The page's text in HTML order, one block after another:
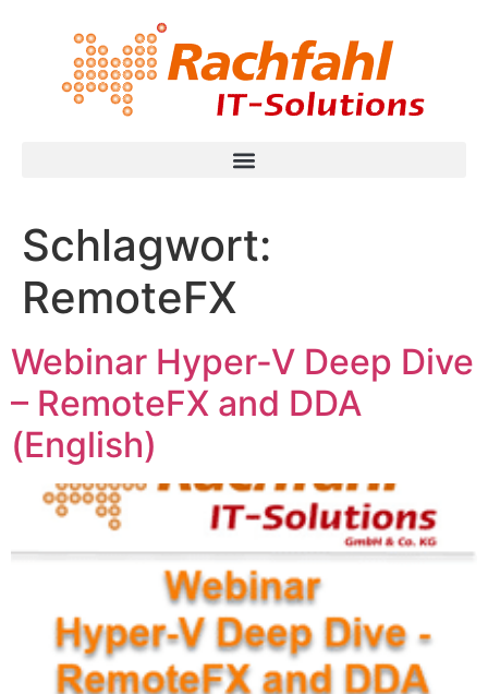
Schlagwort:
RemoteFX
Webinar Hyper-V Deep Dive
– RemoteFX and DDA
(English)